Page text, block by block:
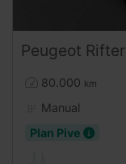
Peugeot Rifter
80.000 km
Manual
Plan Pive